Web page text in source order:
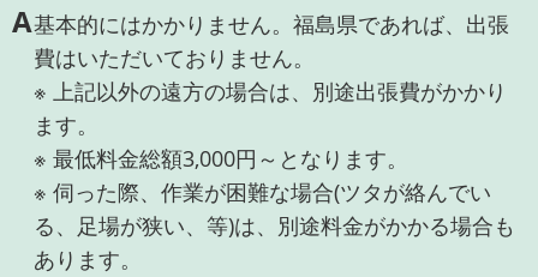
A基本的にはかかりません。福島県であれば、出張
費はいただいておりません。
※ 上記以外の遠方の場合は、別途出張費がかかり
ます。
※ 最低料金総額3,000円～となります。
※ 伺った際、作業が困難な場合(ツタが絡んでい
る、足場が狭い、等)は、別途料金がかかる場合も
あります。